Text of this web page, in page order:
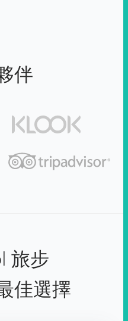
伴
旅步
佳選擇